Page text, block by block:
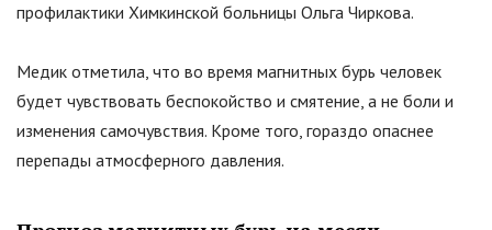
профилактики Химкинской больницы Ольга Чиркова.
Медик отметила, что во время магнитных бурь человек
будет чувствовать беспокойство и смятение, а не боли и
изменения самочувствия. Кроме того, гораздо опаснее
перепады атмосферного давления.